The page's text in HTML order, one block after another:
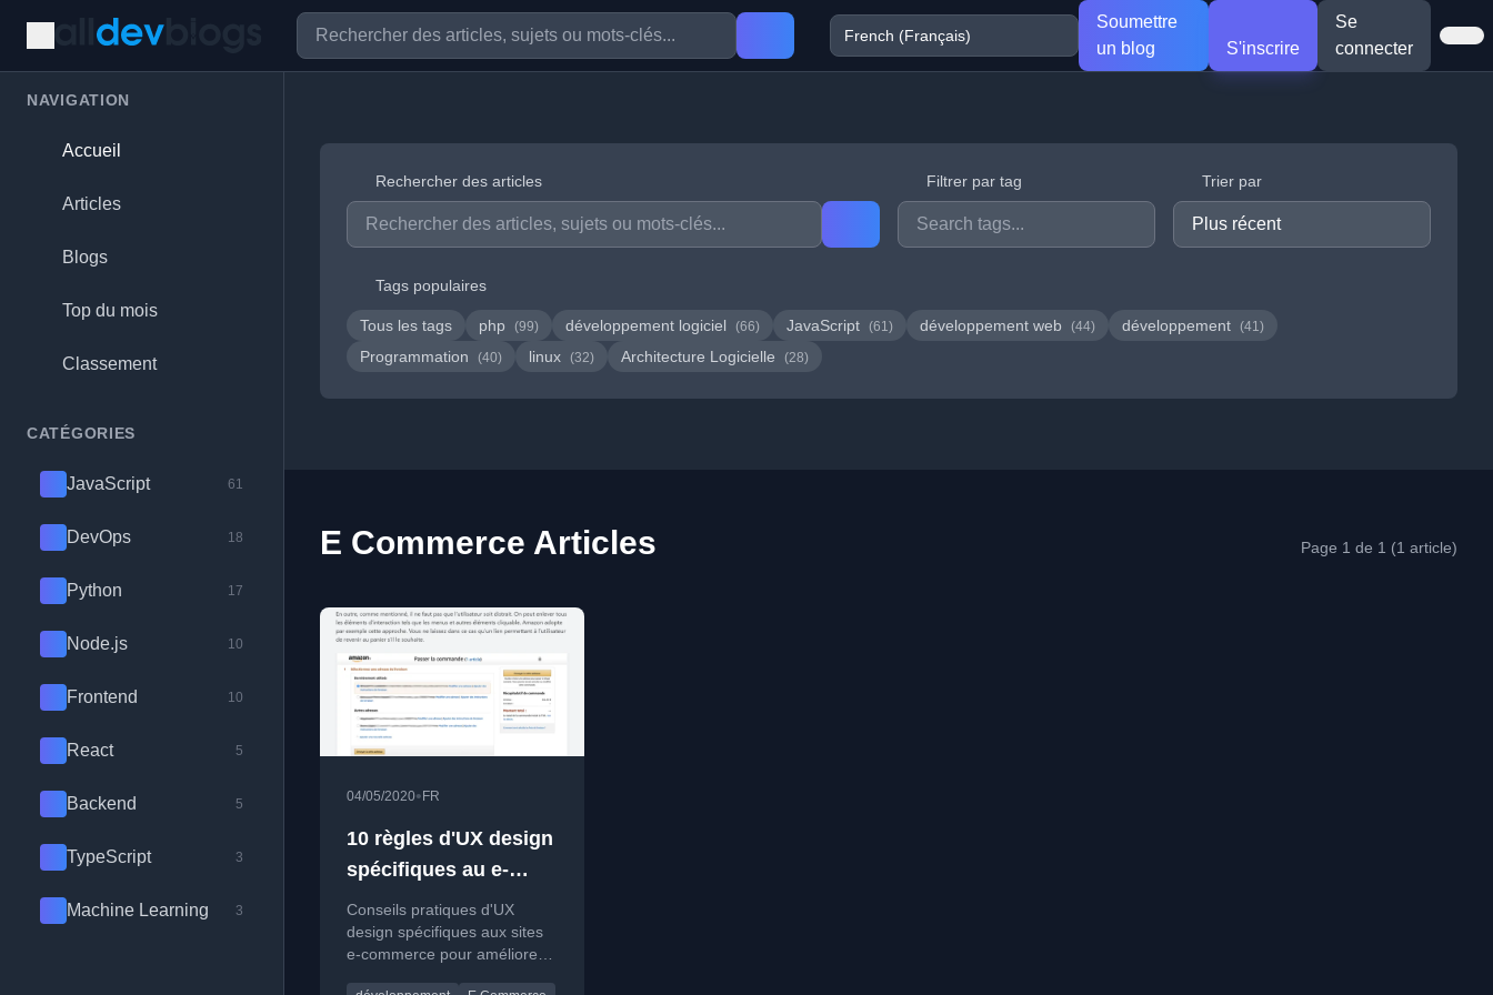
Soumettre
un blog
S'inscrire
Se
connecter
NAVIGATION
Accueil
Articles
Blogs
Top du mois
Classement
CATÉGORIES
JavaScript 61
DevOps 18
Python 17
Node.js 10
Frontend 10
React 5
Backend 5
TypeScript 3
Machine Learning 3
Rechercher des articles Filtrer par tag Trier par
Tags populaires
Tous les tags php (99) développement logiciel (66) JavaScript (61) développement web (44) développement (41)
Programmation (40) linux (32) Architecture Logicielle (28)
E Commerce Articles Page 1 de 1 (1 article)
04/05/2020• FR
10 règles d'UX design
spécifiques au e-
commerce
Conseils pratiques d'UX
design spécifiques aux sites
e-commerce pour améliorer